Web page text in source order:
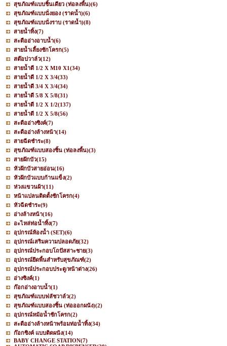
สุขภัณฑ์แบบชิ้นเดียว (ท่อลงพื้น)(6)
สุขภัณฑ์แบบนั่งยอง (ราดน้ำ)(6)
สุขภัณฑ์แบบนั่งราบ (ราดน้ำ)(8)
สายน้ำทิ้ง(7)
สะดืออ่างอาบน้ำ(6)
สายน้ำเลี้ยงชักโครก(5)
สต๊อปวาล์ว(12)
สายน้ำดี 1/2 X M10 X1(34)
สายน้ำดี 1/2 X 3/4(33)
สายน้ำดี 3/4 X 3/4(34)
สายน้ำดี 5/8 X 5/8(31)
สายน้ำดี 1/2 X 1/2(137)
สายน้ำดี 1/2 X 5/8(56)
สะดืออ่างซิงค์(7)
สะดืออ่างล้างหน้า(14)
สายฉีดชำระ(8)
สุขภัณฑ์แบบสองชิ้น (ท่อลงพื้น)(3)
สายฝักบัว(15)
หัวฝักบัวสายอ่อน(16)
หัวฝักบัวแบบก้านแข็ง(2)
ห่วงแขวนผ้า(11)
หน้าแปลนติดตั้งชักโครก(4)
หัวฉีดชำระ(9)
อ่างล้างหน้า(16)
อะไหล่ท่อน้ำทิ้ง(7)
อุปกรณ์ห้องน้ำ (SET)(6)
อุปกรณ์เสริมความปลอดภัย(32)
อุปกรณ์ประกอบโถปัสสาะชาย(3)
อุปกรณ์ยึดพื้นสำหรับสุขภัณฑ์(2)
อุปกรณ์ประกอบประตู/หน้าต่าง(26)
อ่างซิงค์(1)
ก๊อกอ่างอาบน้ำ(1)
สุขภัณฑ์แบบฟลัชวาล์ว(2)
สุขภัณฑ์แบบสองชิ้น (ท่อออกผนัง)(2)
อุปกรณ์หม้อน้ำชักโครก(2)
สะดืออ่างล้างหน้าพร้อมท่อน้ำทิ้ง(34)
ก๊อกซิงค์ แบบติดผนัง(14)
BABY CHANGE STATION(7)